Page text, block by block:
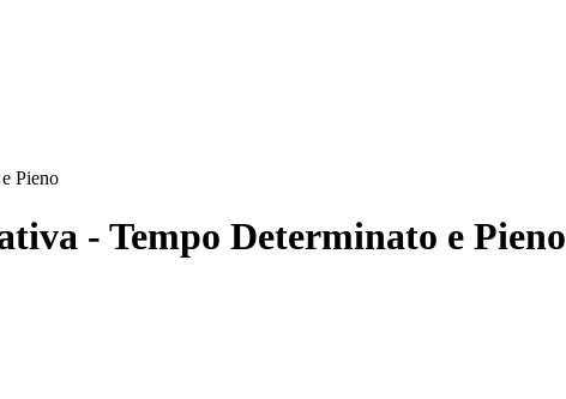
Pieno
- Tempo Determinato e Pieno